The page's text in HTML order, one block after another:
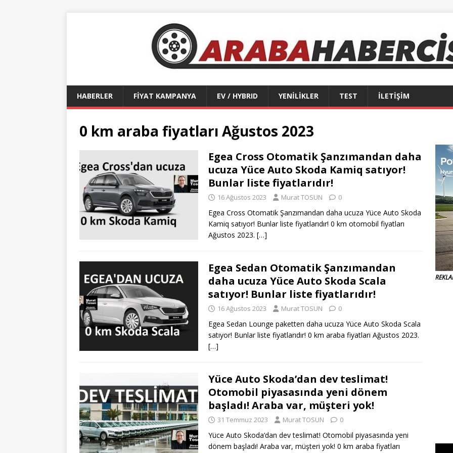
HABERLER FİYAT KAMPANYA EV / HYBRID YENİLİKLER TEST İLETİŞİM
0 km araba fiyatları Ağustos 2023
Egea Cross Otomatik Şanzımandan daha
ucuza Yüce Auto Skoda Kamiq satıyor!
Bunlar liste fiyatlarıdır!
16 Ağustos 2023 Murat TOSUN 0
Egea Cross Otomatik Şanzımandan daha ucuza Yüce Auto Skoda
Kamiq satıyor! Bunlar liste fiyatlarıdır! 0 km otomobil fiyatları
Ağustos 2023. […]
Egea Sedan Otomatik Şanzımandan
daha ucuza Yüce Auto Skoda Scala
satıyor! Bunlar liste fiyatlarıdır!
16 Ağustos 2023 Murat TOSUN 0
Egea Sedan Lounge paketten daha ucuza Yüce Auto Skoda Scala
satıyor! Bunlar liste fiyatlarıdır! 0 km araba fiyatları Ağustos 2023.
[…]
Yüce Auto Skoda’dan dev teslimat!
Otomobil piyasasında yeni dönem
başladı! Araba var, müşteri yok!
31 Temmuz 2023 Murat TOSUN 0
Yüce Auto Skoda’dan dev teslimat! Otomobil piyasasında yeni
dönem başladı! Araba var, müşteri yok! 0 km araba fiyatları